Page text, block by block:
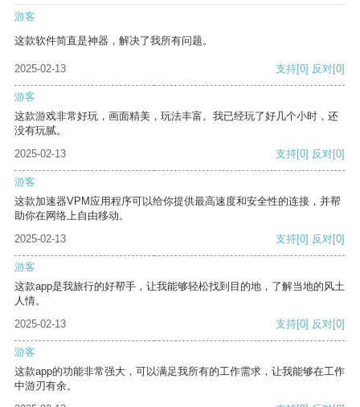
游客
这款软件简直是神器，解决了我所有问题。
2025-02-13 支持[0] 反对[0]
游客
这款游戏非常好玩，画面精美，玩法丰富。我已经玩了好几个小时，还
没有玩腻。
2025-02-13
支持[0] 反对[0]
游客
这款加速器VPM应用程序可以给你提供最高速度和安全性的连接，并帮
助你在网络上自由移动。
2025-02-13
支持[0] 反对[0]
游客
这款app是我旅行的好帮手，让我能够轻松找到目的地，了解当地的风土
人情。
2025-02-13
支持[0] 反对[0]
游客
这款app的功能非常强大，可以满足我所有的工作需求，让我能够在工作
中游刃有余。